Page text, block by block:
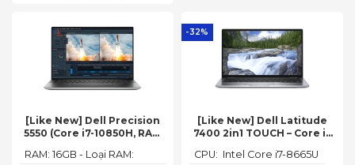
[Like New] Dell Precision
5550 (Core i7-10850H, RAM
Quadro T1000 4G, Màn
RAM: 16GB - Loại RAM:
-32%
[Like New] Dell Latitude
7400 2in1 TOUCH – Core i7
màn hình 14 inch FHD Cảm
CPU: Intel Core i7-8665U